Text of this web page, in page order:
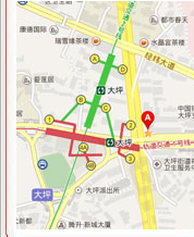
渝中区学田湾
学田湾|重庆市辖区渝中区学
渝中区学田湾幼儿园-学校-
渝中区上清寺学田湾的地址
南坪到渝中区上清寺学田湾
渝中区学田湾中装2房带花
重庆-渝中区-学田湾的一品
渝中区学田湾正规一房南北